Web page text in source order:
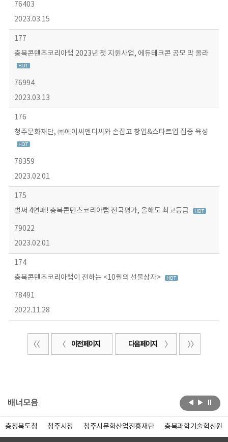
76403
2023.03.15
177
충북콘텐츠코리아랩 2023년 첫 지원사업, 에듀테크콘 공모 막 올라
76994
2023.03.13
176
청주문화재단, ㈜에이씨엔디씨와 손잡고 창업&스타트업 집중 육성
78359
2023.02.01
175
벌써 4연패! 충북콘텐츠코리아랩 전국평가, 올해도 최고등급
79022
2023.02.01
174
충북콘텐츠코리아랩이 전하는 <10월의 선물상자>
78491
2022.11.28
이전 페이지 다음 페이지
배너모음
충청북도청 청주시청 청주시문화산업진흥재단 충북과학기술혁신원